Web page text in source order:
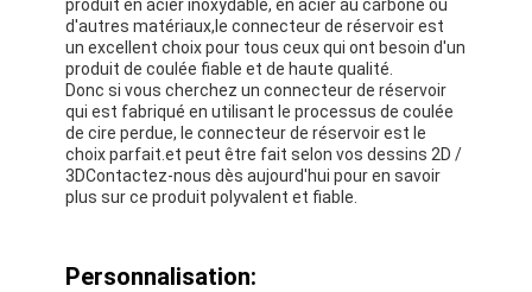
produit en acier inoxydable, en acier au carbone ou
d'autres matériaux,le connecteur de réservoir est
un excellent choix pour tous ceux qui ont besoin d'un
produit de coulée fiable et de haute qualité.
Donc si vous cherchez un connecteur de réservoir
qui est fabriqué en utilisant le processus de coulée
de cire perdue, le connecteur de réservoir est le
choix parfait.et peut être fait selon vos dessins 2D /
3DContactez-nous dès aujourd'hui pour en savoir
plus sur ce produit polyvalent et fiable.
Personnalisation: